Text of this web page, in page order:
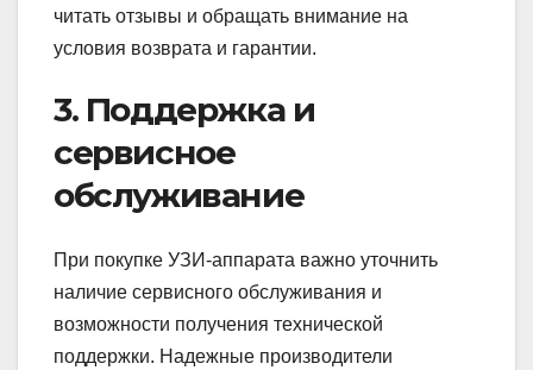
читать отзывы и обращать внимание на
условия возврата и гарантии.
3. Поддержка и
сервисное
обслуживание
При покупке УЗИ-аппарата важно уточнить
наличие сервисного обслуживания и
возможности получения технической
поддержки. Надежные производители